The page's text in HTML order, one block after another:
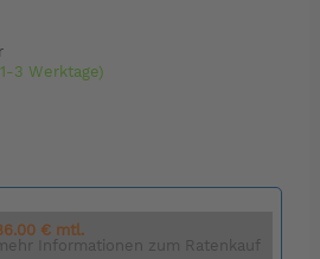
3 Werktage)
€ mtl.
mehr Informationen zum Ratenkauf